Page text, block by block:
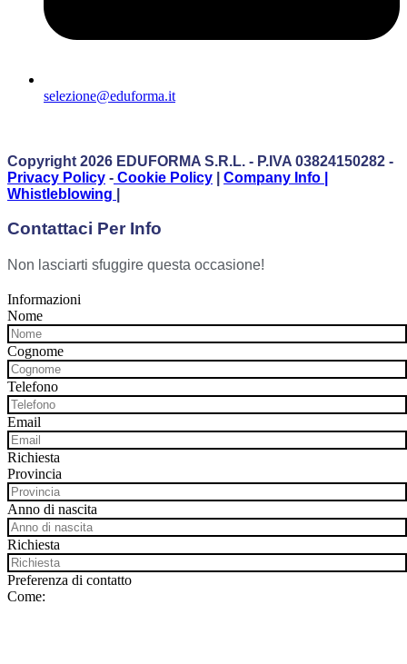
selezione@eduforma.it
Copyright 2026 EDUFORMA S.r.l. - P.IVA 03824150282 -
Privacy Policy - Cookie Policy Company Info
Whistleblowing
Contattaci Per Info
Non lasciarti sfuggire questa occasione!
Informazioni
Nome
Cognome
Telefono
Email
Richiesta
Provincia
Anno di nascita
Richiesta
Preferenza di contatto
Come: